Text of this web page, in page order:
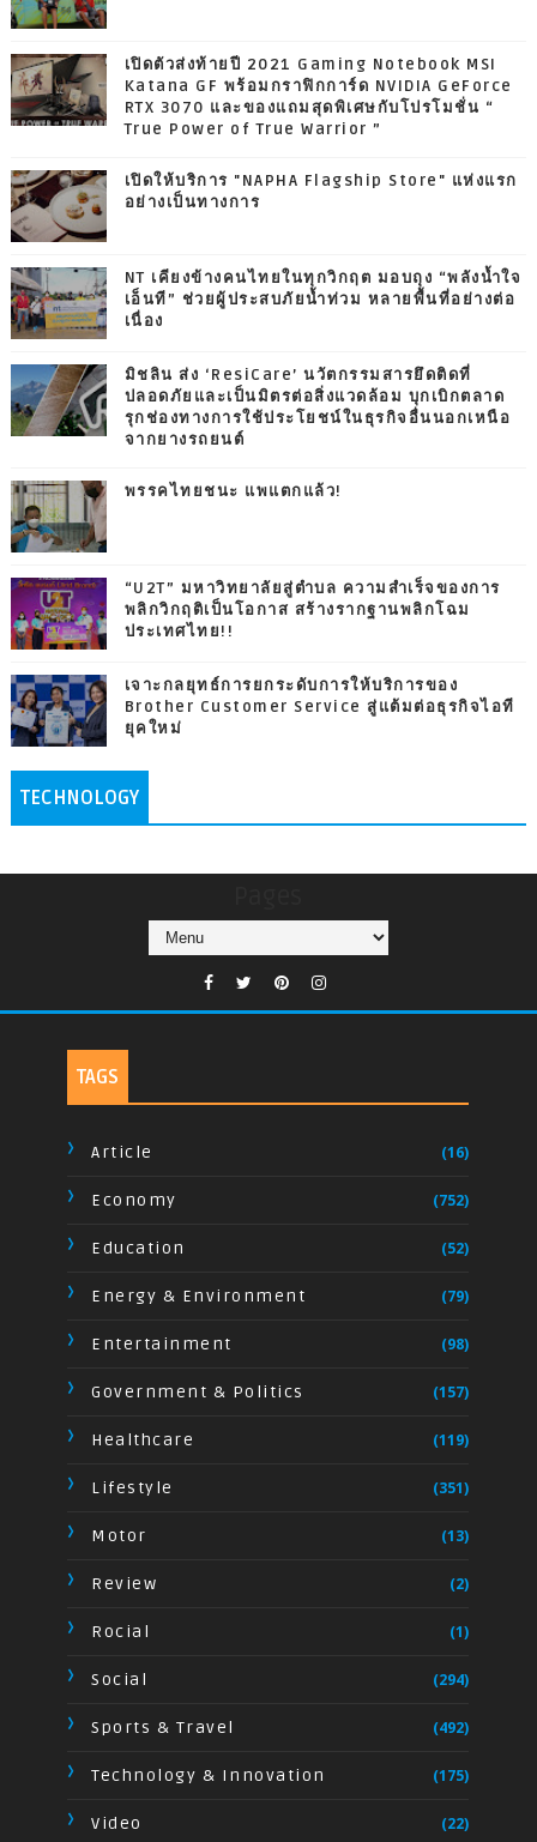
เปิดตัวส่งท้ายปี 2021 Gaming Notebook MSI
Katana GF พร้อมกราฟิกการ์ด NVIDIA GeForce
RTX 3070 และของแถมสุดพิเศษกับโปรโมชั่น “
True Power of True Warrior ”
เปิดให้บริการ "NAPHA Flagship Store" แห่งแรก
อย่างเป็นทางการ
NT เคียงข้างคนไทยในทุกวิกฤต มอบถุง “พลังน้ำใจ
เอ็นที” ช่วยผู้ประสบภัยน้ำท่วม หลายพื้นที่อย่างต่อ
เนื่อง
มิชลิน ส่ง ‘ResiCare’ นวัตกรรมสารยึดติดที่
ปลอดภัยและเป็นมิตรต่อสิ่งแวดล้อม บุกเบิกตลาด
รุกช่องทางการใช้ประโยชน์ในธุรกิจอื่นนอกเหนือ
จากยางรถยนต์
พรรคไทยชนะ แพแตกแล้ว!
“U2T” มหาวิทยาลัยสู่ตำบล ความสำเร็จของการ
พลิกวิกฤติเป็นโอกาส สร้างรากฐานพลิกโฉม
ประเทศไทย!!
เจาะกลยุทธ์การยกระดับการให้บริการของ
Brother Customer Service สู่แต้มต่อธุรกิจไอที
ยุคใหม่
TECHNOLOGY
TAGS
Article (16)
Economy (752)
Education (52)
Energy & Environment (79)
Entertainment (98)
Government & Politics (157)
Healthcare (119)
Lifestyle (351)
Motor (13)
Review (2)
Rocial (1)
Social (294)
Sports & Travel (492)
Technology & Innovation (175)
Video (22)